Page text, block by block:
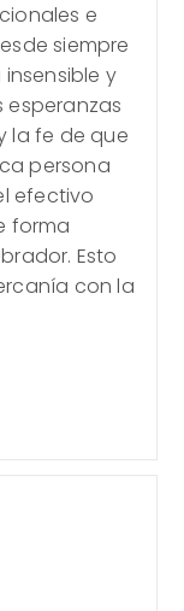
e
siempre
y
esperanzas
la fe de que
persona
efectivo
forma
Esto
con la